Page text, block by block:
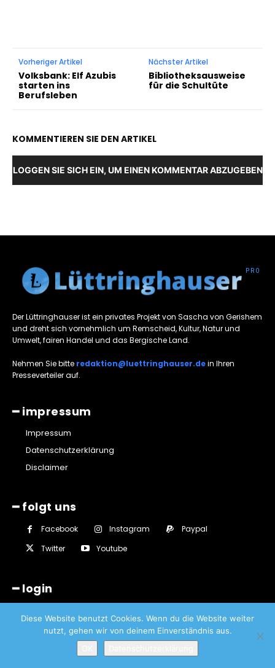
Vorheriger Artikel
Volksbank: Elf Azubis
starten ins
Berufsleben
Nächster Artikel
Bibliotheksausweise
für die Schultüte
KOMMENTIEREN SIE DEN ARTIKEL
LOGGEN SIE SICH EIN, UM EINEN KOMMENTAR ABZUGEBEN
Der Lüttringhauser ist ein privates Projekt von Sascha von Gerishem
und dreht sich vornehmlich um Remscheid, Kultur, Natur und
Umwelt, fairen Handel und das Bergische Land.
Nehmen Sie bitte redaktion@luettringhauser.dein Ihren
Presseverteiler auf.
━ impressum
Impressum
Datenschutzerklärung
Disclaimer
━ folgt uns
Facebook Instagram
Paypal
Twitter
Youtube
━ login
Diese Website benutzt Cookies. Wenn du die Website weiter
nutzt, gehen wir von deinem Einverständnis aus.